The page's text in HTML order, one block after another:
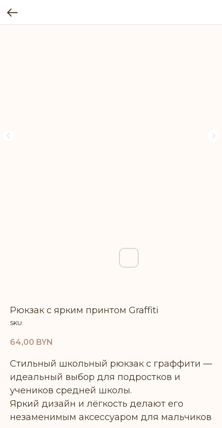
Рюкзак с ярким принтом Graffiti
SKU:
64,00 BYN
Стильный школьный рюкзак с граффити —
идеальный выбор для подростков и
учеников средней школы.
Яркий дизайн и лёгкость делают его
незаменимым аксессуаром для мальчиков